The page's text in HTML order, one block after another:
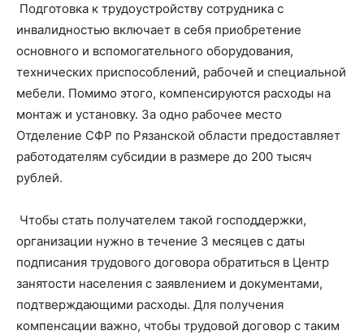
Подготовка к трудоустройству сотрудника с
инвалидностью включает в себя приобретение
основного и вспомогательного оборудования,
технических приспособлений, рабочей и специальной
мебели. Помимо этого, компенсируются расходы на
монтаж и установку. За одно рабочее место
Отделение СФР по Рязанской области предоставляет
работодателям субсидии в размере до 200 тысяч
рублей.
Чтобы стать получателем такой господдержки,
организации нужно в течение 3 месяцев с даты
подписания трудового договора обратиться в Центр
занятости населения с заявлением и документами,
подтверждающими расходы. Для получения
компенсации важно, чтобы трудовой договор с таким